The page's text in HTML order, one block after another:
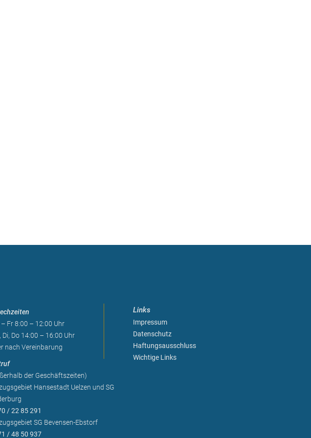
Fr 8:00 – 12:00 Uhr
Di, Do 14:00 – 16:00 Uhr
nach Vereinbarung
der Geschäftszeiten)
Hansestadt Uelzen und SG
/ 22 85 291
SG Bevensen-Ebstorf
/ 48 50 937
Links
Impressum
Datenschutz
Haftungsausschluss
Wichtige Links